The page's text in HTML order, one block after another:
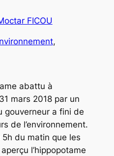
FICOU
abattu à
mars 2018 par un
gouverneur a fini de
de l’environnement.
5h du matin que les
l’hippopotame